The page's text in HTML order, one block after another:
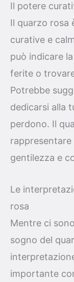
Il potere
Il quarzo rosa
curative e
può indicare
ferite o
Potrebbe
dedicarsi alla
perdono. Il
gentilezza e
Le
rosa
Mentre ci
sogno del
importante